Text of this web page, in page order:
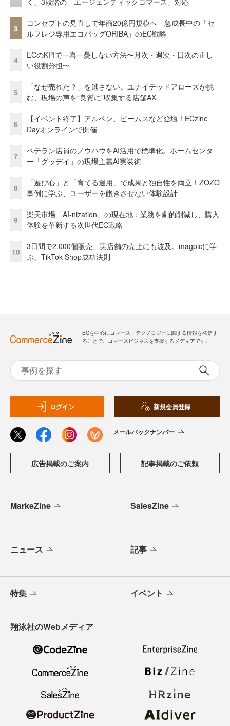
3
コンセプトの見直しで年商20億円規模へ 急成長中の「セ
ルフレジ専用エコバッグORIBA」のEC戦略
4
ECのKPIで一喜一憂しない方法〜月次・週次・日次の正し
い役割分担〜
5
「なぜ売れた？」を逃さない。ユナイテッドアローズが挑
む、現場の声を“良質に”収集する店舗AX
6
【イベント終了】アルペン、ビームスなど登壇！ECzine
Dayオンラインで開催
7
ベテラン店員のノウハウをAI活用で標準化。ホームセンタ
ー「グッデイ」の現場主義AI実装術
8
「遊び心」と「育てる運用」で成果と独自性を両立！ZOZO
事例に学ぶ、ユーザーを飽きさせない体験設計
9
楽天市場「AI-nization」の現在地：業務を劇的削減し、購入
体験を革新する次世代EC戦略
10
3日間で2.000個販売、実店舗の売上にも波及。magpicに学
ぶ、TikTok Shop成功法則
ECを中心にコマース・テクノロジーに関する情報を発信す
ることで、コマースビジネスを支援するメディアです。
ログイン 新規会員登録
メールバックナンバー
広告掲載のご案内 記事掲載のご依頼
MarkeZine SalesZine
ニュース 記事
特集 イベント
翔泳社のWebメディア